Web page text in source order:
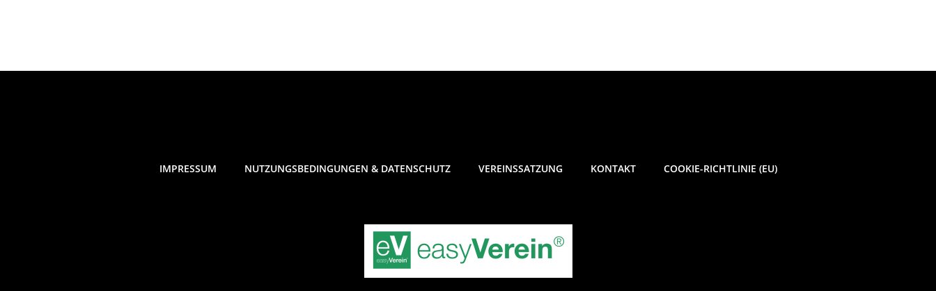
IMPRESSUM NUTZUNGSBEDINGUNGEN & DATENSCHUTZ VEREINSSATZUNG KONTAKT COOKIE-RICHTLINIE (EU)